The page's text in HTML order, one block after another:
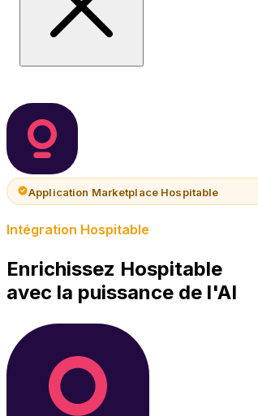
Application Marketplace Hospitable
Intégration Hospitable
Enrichissez Hospitable
avec la puissance de l'AI